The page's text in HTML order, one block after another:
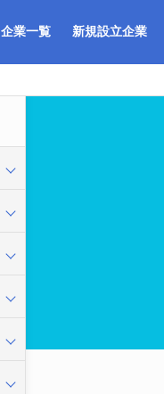
企業一覧 新規設立企業